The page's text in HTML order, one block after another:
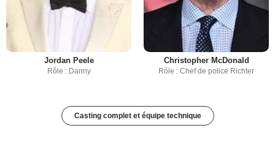
Jordan Peele
Rôle : Danny
Christopher McDonald
Rôle : Chef de police Richter
Casting complet et équipe technique